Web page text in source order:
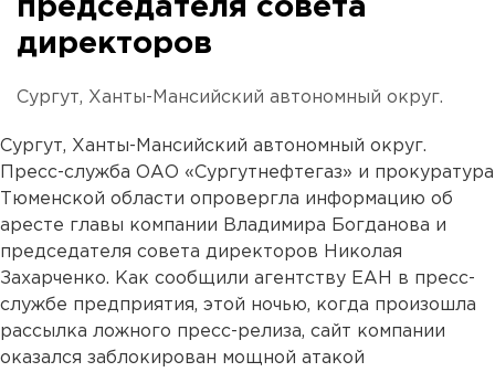
председателя совета
директоров
Сургут, Ханты-Мансийский автономный округ.
Сургут, Ханты-Мансийский автономный округ.
Пресс-служба ОАО «Сургутнефтегаз» и прокуратура
Тюменской области опровергла информацию об
аресте главы компании Владимира Богданова и
председателя совета директоров Николая
Захарченко. Как сообщили агентству ЕАН в пресс-
службе предприятия, этой ночью, когда произошла
рассылка ложного пресс-релиза, сайт компании
оказался заблокирован мощной атакой